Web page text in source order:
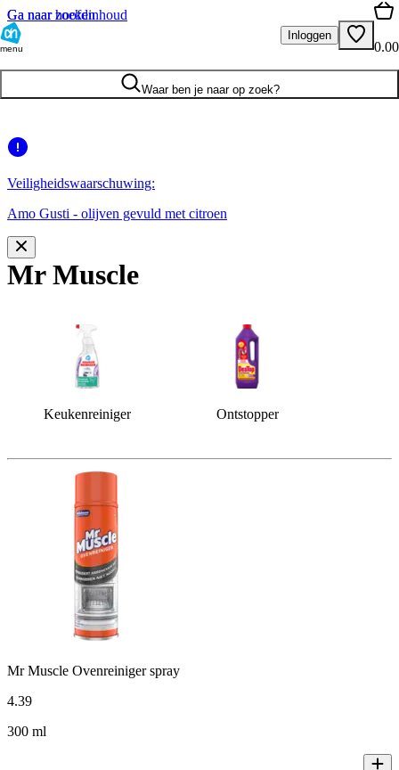
Ga naar hoofdinhoud
Ga naar zoeken
menu
Inloggen
0.00
Waar ben je naar op zoek?
Veiligheidswaarschuwing:
Amo Gusti - olijven gevuld met citroen
Mr Muscle
Keukenreiniger Ontstopper
Mr Muscle Ovenreiniger spray
4.39
300 ml